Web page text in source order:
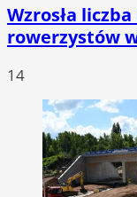
Wzrosła
rowerzystów
14